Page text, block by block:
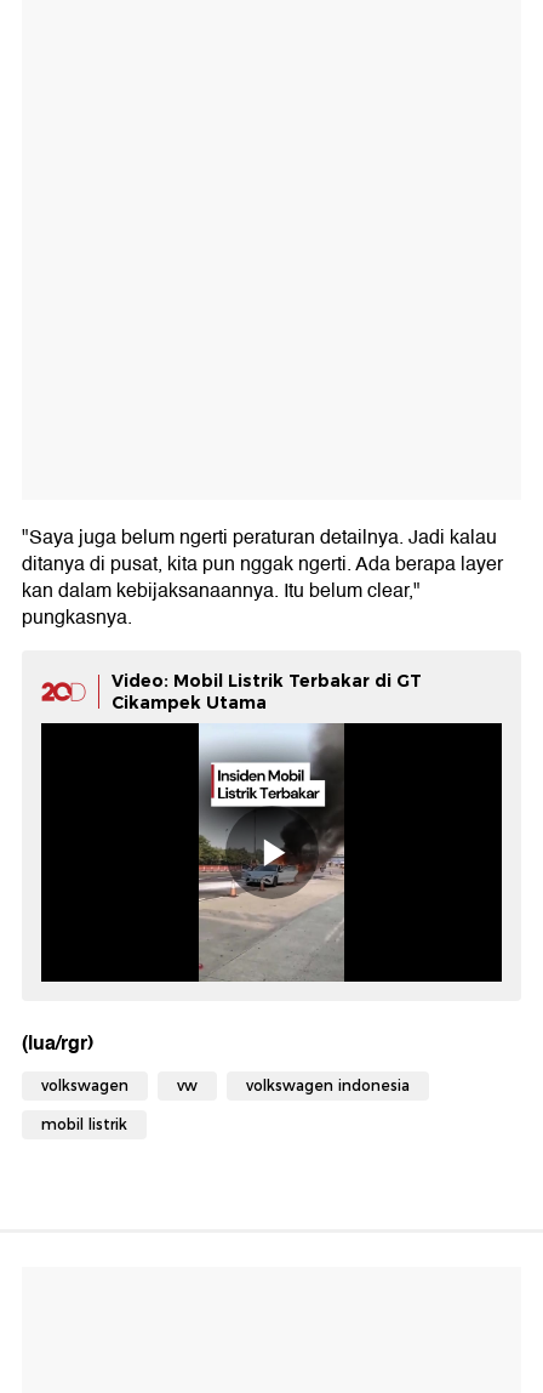
"Saya juga belum ngerti peraturan detailnya. Jadi kalau
ditanya di pusat, kita pun nggak ngerti. Ada berapa layer
kan dalam kebijaksanaannya. Itu belum clear,"
pungkasnya.
Video: Mobil Listrik Terbakar di GT
Cikampek Utama
(lua/rgr)
volkswagen vw volkswagen indonesia
mobil listrik